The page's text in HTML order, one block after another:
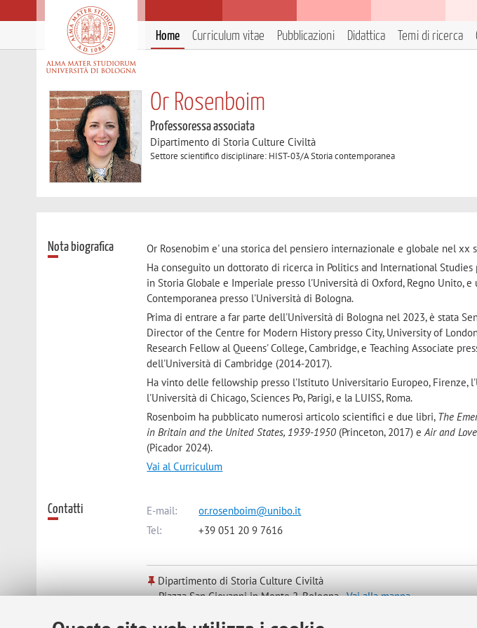
Home Curriculum vitae Pubblicazioni Didattica Temi di ricerca
Or Rosenboim
Professoressa associata
Dipartimento di Storia Culture Civiltà
Settore scientifico disciplinare: HIST-03/A Storia contemporanea
Nota biografica
Or Rosenobim e' una storica del pensiero internazionale e globale nel xx
Ha conseguito un dottorato di ricerca in Politics and International
in Storia Globale e Imperiale presso l'Università di Oxford, Regno Unito,
Contemporanea presso l'Università di Bologna.
Prima di entrare a far parte dell'Università di Bologna nel 2023, è stata
Director of the Centre for Modern History presso City, University of
Research Fellow al Queens' College, Cambridge, e Teaching Associate
dell'Università di Cambridge (2014-2017).
Ha vinto delle fellowship presso l'Istituto Universitario Europeo, Firenze,
l'Università di Chicago, Sciences Po, Parigi, e la LUISS, Roma.
Rosenboim ha pubblicato numerosi articolo scientifici e due libri, The
in Britain and the United States, 1939-1950 (Princeton, 2017) eAir and
(Picador 2024).
Vai al Curriculum
Contatti E-mail:
or.rosenboim@unibo.it
Tel:
+39 051 20 9 7616
Dipartimento di Storia Culture Civiltà
Piazza San Giovanni in Monte 2, Bologna -Vai alla mappa